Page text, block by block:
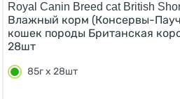
Royal Canin Breed cat British
Влажный корм (Консервы-
кошек породы Британская
28шт
85г х 28шт